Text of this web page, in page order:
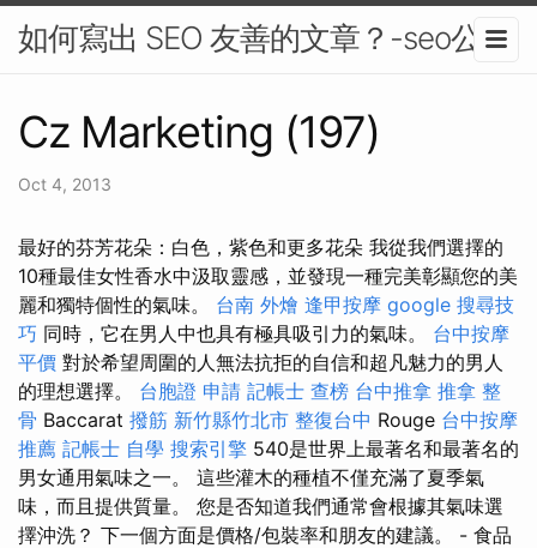
如何寫出 SEO 友善的文章？-seo公司
Cz Marketing (197)
Oct 4, 2013
最好的芬芳花朵：白色，紫色和更多花朵 我從我們選擇的
10種最佳女性香水中汲取靈感，並發現一種完美彰顯您的美
麗和獨特個性的氣味。 台南 外燴 逢甲按摩 google 搜尋技
巧 同時，它在男人中也具有極具吸引力的氣味。 台中按摩
平價 對於希望周圍的人無法抗拒的自信和超凡魅力的男人
的理想選擇。 台胞證 申請 記帳士 查榜 台中推拿 推拿 整
骨 Baccarat 撥筋 新竹縣竹北市 整復台中 Rouge 台中按摩
推薦 記帳士 自學 搜索引擎 540是世界上最著名和最著名的
男女通用氣味之一。 這些灌木的種植不僅充滿了夏季氣
味，而且提供質量。 您是否知道我們通常會根據其氣味選
擇沖洗？ 下一個方面是價格/包裝率和朋友的建議。 - 食品